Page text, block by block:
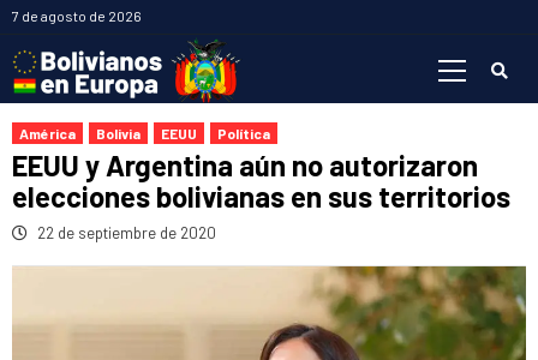
Saltar
contenido
7 de agosto de 2026
América Bolivia EEUU Política
EEUU y Argentina aún no autorizaron
elecciones bolivianas en sus territorios
22 de septiembre de 2020